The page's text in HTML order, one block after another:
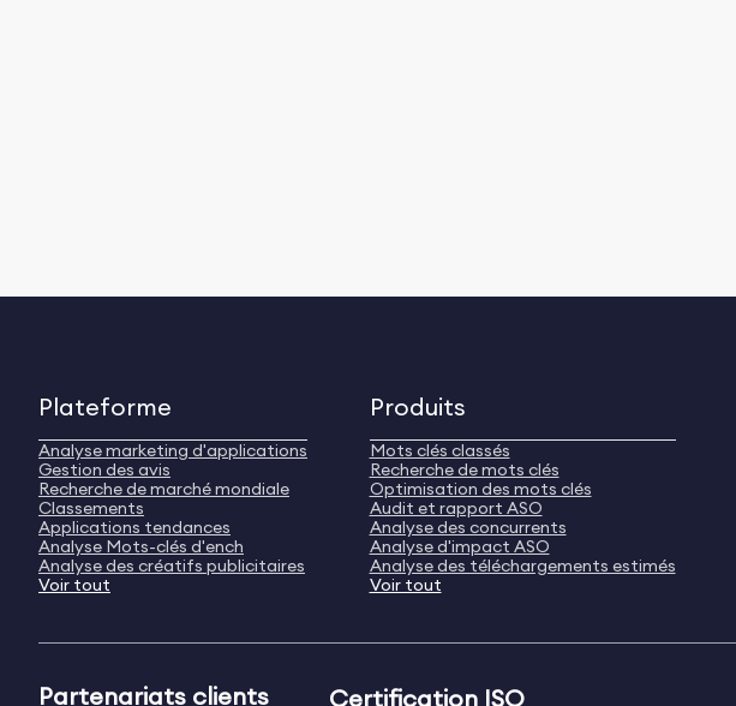
Plateforme
Analyse marketing d'applications
Gestion des avis
Recherche de marché mondiale
Classements
Applications tendances
Analyse Mots-clés d'ench
Analyse des créatifs publicitaires
Voir tout
Produits
Mots clés classés
Recherche de mots clés
Optimisation des mots clés
Audit et rapport ASO
Analyse des concurrents
Analyse d'impact ASO
Analyse des téléchargements estimés
Voir tout
Partenariats clients Certification ISO